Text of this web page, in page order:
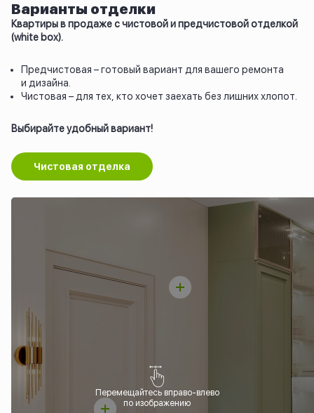
Варианты отделки
Квартиры в продаже с чистовой и предчистовой отделкой
(white box).
Предчистовая – готовый вариант для вашего ремонта
и дизайна.
Чистовая – для тех, кто хочет заехать без лишних хлопот.
Выбирайте удобный вариант!
Чистовая отделка
Перемещайтесь вправо-влево
по изображению